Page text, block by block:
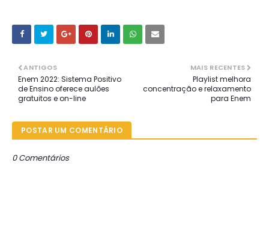
MAIS RECENTES
Playlist melhora
concentração e relaxamento
para Enem
ANTIGOS
Enem 2022: Sistema Positivo
de Ensino oferece aulões
gratuitos e on-line
POSTAR UM COMENTÁRIO
0 Comentários